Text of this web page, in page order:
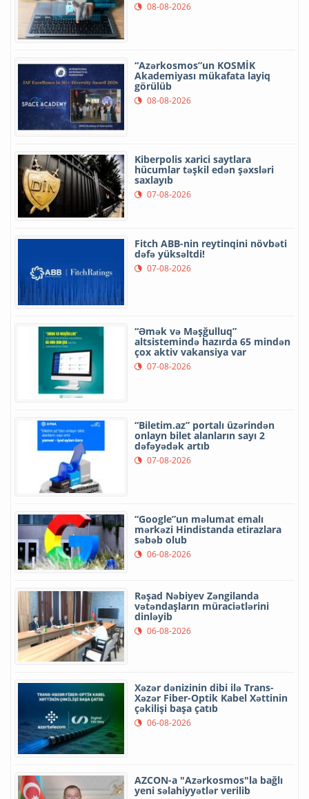
08-08-2026
“Azərkosmos”un KOSMİK
Akademiyası mükafata layiq
görülüb
08-08-2026
Kiberpolis xarici saytlara
hücumlar təşkil edən şəxsləri
saxlayıb
07-08-2026
Fitch ABB-nin reytinqini növbəti
dəfə yüksəltdi!
07-08-2026
“Əmək və Məşğulluq”
altsistemində hazırda 65 mindən
çox aktiv vakansiya var
07-08-2026
“Biletim.az” portalı üzərindən
onlayn bilet alanların sayı 2
dəfəyədək artıb
07-08-2026
“Google”un məlumat emalı
mərkəzi Hindistanda etirazlara
səbəb olub
06-08-2026
Rəşad Nəbiyev Zəngilanda
vətəndaşların müraciətlərini
dinləyib
06-08-2026
Xəzər dənizinin dibi ilə Trans-
Xəzər Fiber-Optik Kabel Xəttinin
çəkilişi başa çatıb
06-08-2026
AZCON-a "Azərkosmos"la bağlı
yeni səlahiyyətlər verilib